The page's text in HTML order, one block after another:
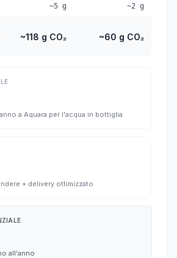
~5 g ~2 g
~118 g CO₂ ~60 g CO₂
a Aquara per l'acqua in bottiglia
+ delivery ottimizzato
all'anno